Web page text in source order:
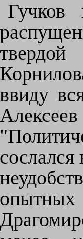
Гучков
ввиду
опытных